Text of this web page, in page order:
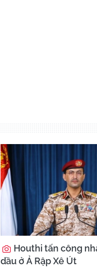
Houthi tấn công
dầu ở Ả Rập Xê Út